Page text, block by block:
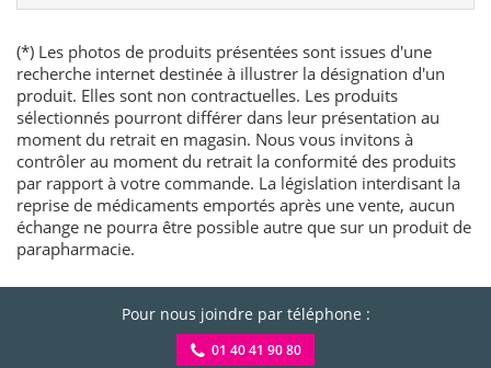
(*) Les photos de produits présentées sont issues d'une
recherche internet destinée à illustrer la désignation d'un
produit. Elles sont non contractuelles. Les produits
sélectionnés pourront différer dans leur présentation au
moment du retrait en magasin. Nous vous invitons à
contrôler au moment du retrait la conformité des produits
par rapport à votre commande. La législation interdisant la
reprise de médicaments emportés après une vente, aucun
échange ne pourra être possible autre que sur un produit de
parapharmacie.
Pour nous joindre par téléphone :
01 40 41 90 80